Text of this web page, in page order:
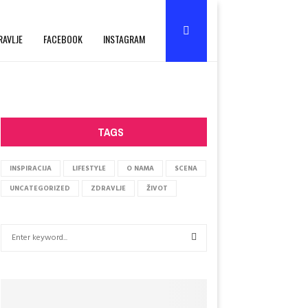
FACEBOOK INSTAGRAM
TAGS
INSPIRACIJA LIFESTYLE O NAMA
SCENA
UNCATEGORIZED
ZDRAVLJE ŽIVOT